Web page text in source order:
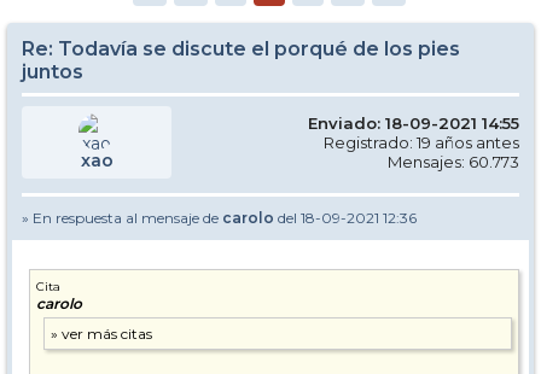
Re: Todavía se discute el porqué de los pies
juntos
xao
Enviado: 18-09-2021 14:55
Registrado: 19 años antes
Mensajes: 60.773
» En respuesta al mensaje de carolo del 18-09-2021 12:36
Cita
carolo